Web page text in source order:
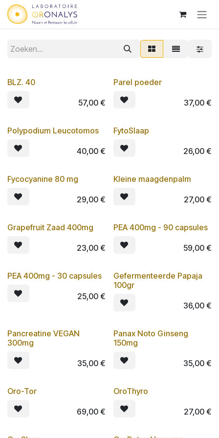
Overslaan naar inhoud
BLZ. 40
57,00€
Parel poeder
37,00€
Polypodium Leucotomos
40,00€
FytoSlaap
26,00€
Lot de 3
Fycocyanine 80 mg
29,00€ Lot de 3
Kleine maagdenpalm
27,00€
Lot de 3
Grapefruit Zaad 400mg
23,00€
PEA 400mg - 90 capsules
59,00€
PEA 400mg - 30 capsules
25,00€ Lot de 3
Gefermenteerde Papaja
100gr
36,00€
Pancreatine VEGAN
300mg
35,00€
Lot de 3
Panax Noto Ginseng
150mg
35,00€
Oro-Tor
69,00€
OroThyro
27,00€